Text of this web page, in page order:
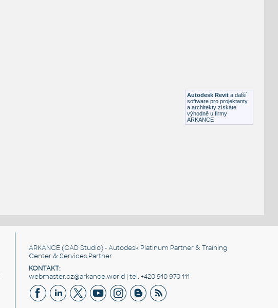
Autodesk Revit a další
software pro projektanty
a architekty získáte
výhodně u firmy
ARKANCE
ARKANCE (CAD Studio) - Autodesk Platinum Partner & Training
Center & Services Partner
KONTAKT:
webmaster.cz@arkance.world | tel. +420 910 970 111